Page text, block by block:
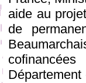
aide au
de
Département